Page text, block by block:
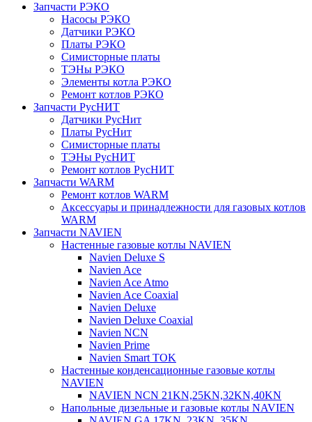
Запчасти РЭКО
Насосы РЭКО
Датчики РЭКО
Платы РЭКО
Симисторные платы
ТЭНы РЭКО
Элементы котла РЭКО
Ремонт котлов РЭКО
Запчасти РусНИТ
Датчики РусНит
Платы РусНит
Симисторные платы
ТЭНы РусНИТ
Ремонт котлов РусНИТ
Запчасти WARM
Ремонт котлов WARM
Аксессуары и принадлежности для газовых котлов
WARM
Запчасти NAVIEN
Настенные газовые котлы NAVIEN
Navien Deluxe S
Navien Ace
Navien Ace Atmo
Navien Ace Coaxial
Navien Deluxe
Navien Deluxe Coaxial
Navien NCN
Navien Prime
Navien Smart TOK
Настенные конденсационные газовые котлы
NAVIEN
NAVIEN NCN 21KN,25KN,32KN,40KN
Напольные дизельные и газовые котлы NAVIEN